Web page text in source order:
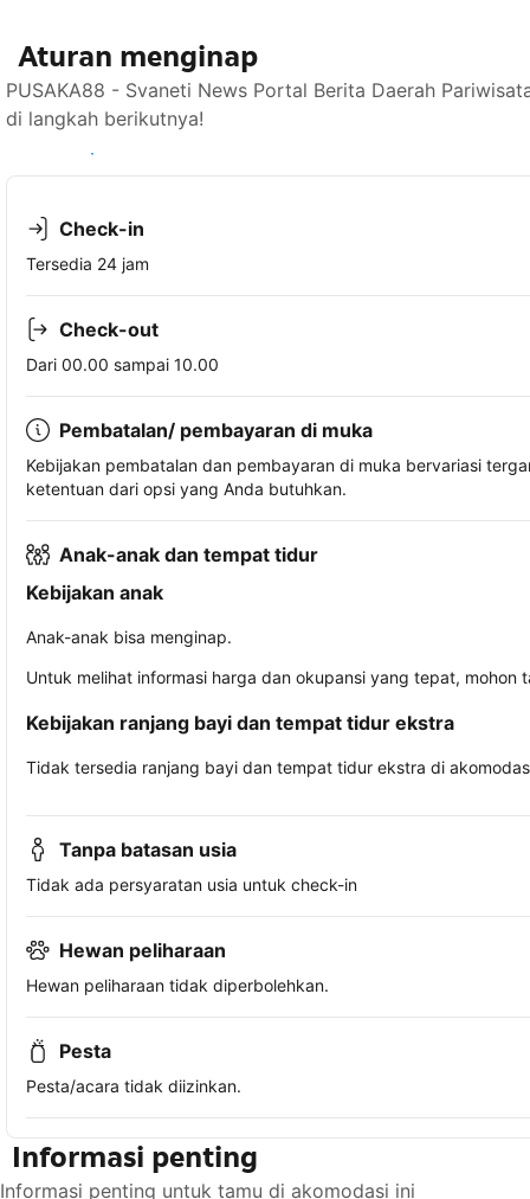
Aturan menginap
PUSAKA88 - Svaneti News Portal Berita Daerah
di langkah berikutnya!
Lihat ketersediaan
Check-in
Tersedia 24 jam
Check-out
Dari 00.00 sampai 10.00
Pembatalan/ pembayaran di muka
Kebijakan pembatalan dan pembayaran di muka bervariasi
ketentuan dari opsi yang Anda butuhkan.
Anak-anak dan tempat tidur
Kebijakan anak
Anak-anak bisa menginap.
Untuk melihat informasi harga dan okupansi yang tepat,
Kebijakan ranjang bayi dan tempat tidur ekstra
Tidak tersedia ranjang bayi dan tempat tidur ekstra di
Tanpa batasan usia
Tidak ada persyaratan usia untuk check-in
Hewan peliharaan
Hewan peliharaan tidak diperbolehkan.
Pesta
Pesta/acara tidak diizinkan.
Informasi penting
Informasi penting untuk tamu di akomodasi ini